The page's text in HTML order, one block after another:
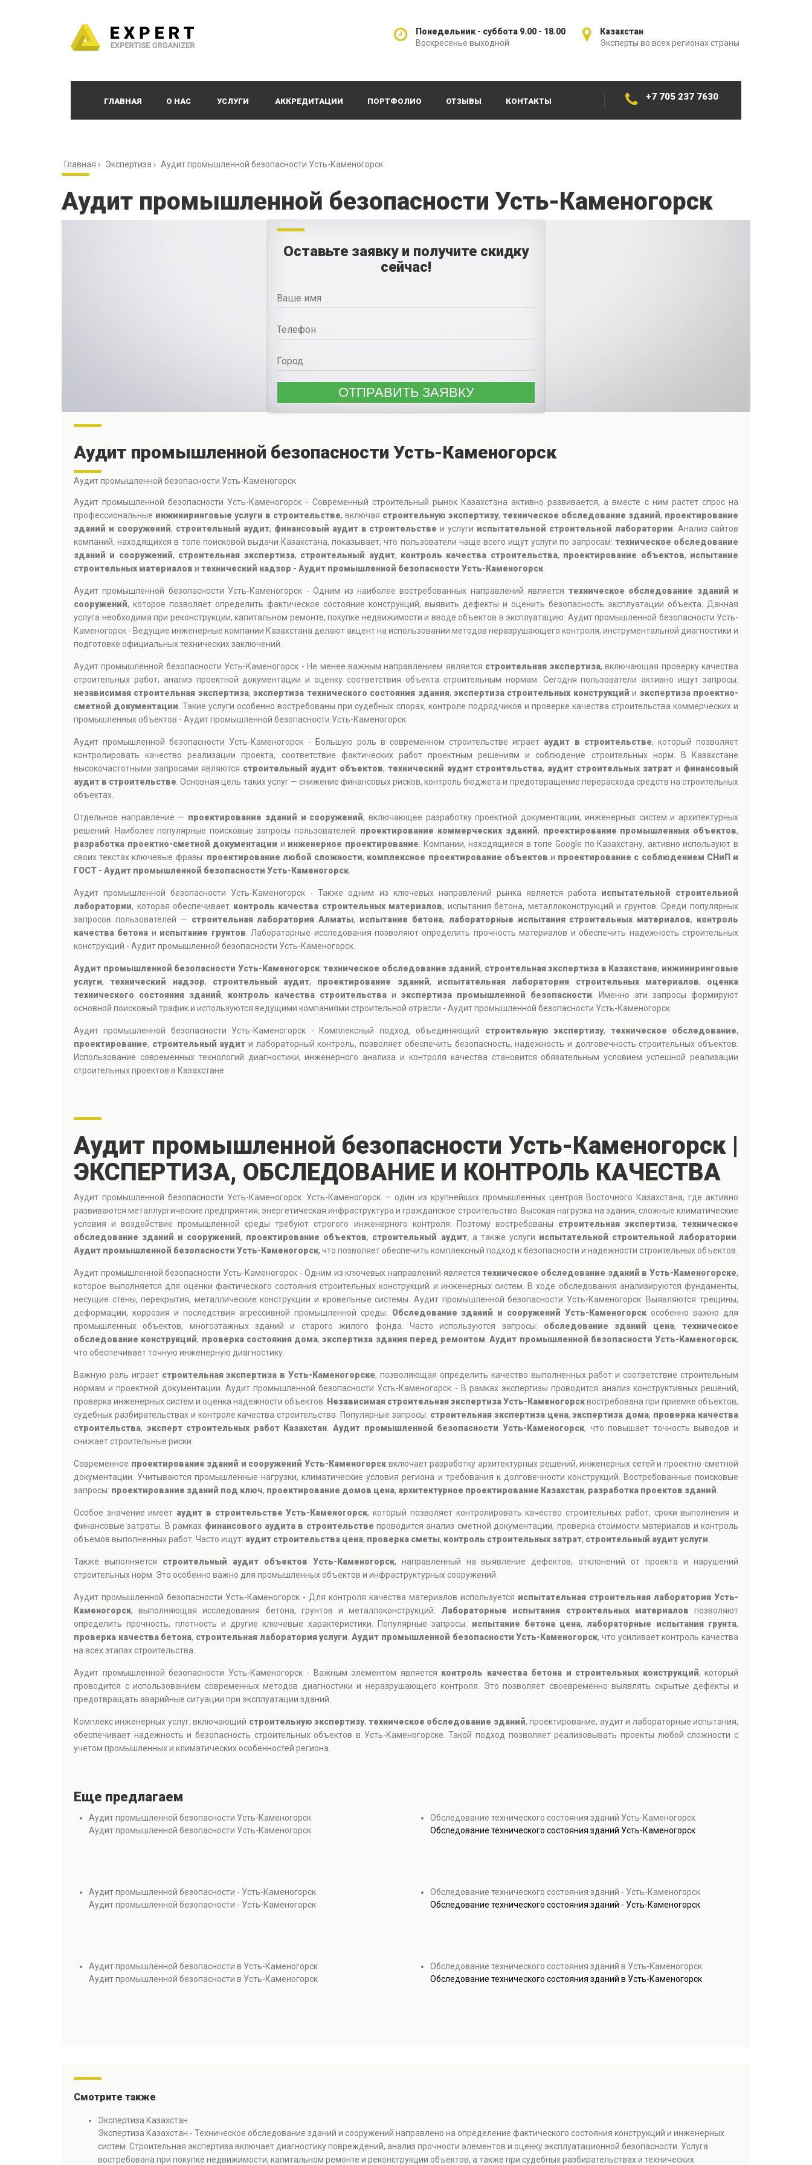
Казахстан
Эксперты во всех регионах страны
Понедельник - суббота 9.00 - 18.00
Воскресенье выходной
ГЛАВНАЯ О НАС УСЛУГИ АККРЕДИТАЦИИ ПОРТФОЛИО ОТЗЫВЫ КОНТАКТЫ +7 705 237 7630
Главная › Экспертиза › Аудит промышленной безопасности Усть-Каменогорск
Аудит промышленной безопасности Усть-Каменогорск
Оставьте заявку и получите скидку
сейчас!
Аудит промышленной безопасности Усть-Каменогорск
Аудит промышленной безопасности Усть-Каменогорск
Аудит промышленной безопасности Усть-Каменогорск - Современный строительный рынок Казахстана активно развивается, а вместе с ним растет спрос на
профессиональные инжиниринговые услуги в строительстве, включая строительную экспертизу, техническое обследование зданий, проектирование
зданий и сооружений, строительный аудит, финансовый аудит в строительстве и услуги испытательной строительной лаборатории . Анализ сайтов
компаний, находящихся в топе поисковой выдачи Казахстана, показывает, что пользователи чаще всего ищут услуги по запросам: техническое обследование
зданий и сооружений, строительная экспертиза, строительный аудит, контроль качества строительства, проектирование объектов, испытание
строительных материалов и технический надзор - Аудит промышленной безопасности Усть-Каменогорск
Аудит промышленной безопасности Усть-Каменогорск - Одним из наиболее востребованных направлений является техническое обследование зданий и
сооружений, которое позволяет определить фактическое состояние конструкций, выявить дефекты и оценить безопасность эксплуатации объекта. Данная
услуга необходима при реконструкции, капитальном ремонте, покупке недвижимости и вводе объектов в эксплуатацию. Аудит промышленной безопасности Усть-
Каменогорск - Ведущие инженерные компании Казахстана делают акцент на использовании методов неразрушающего контроля, инструментальной диагностики и
подготовке официальных технических заключений.
Аудит промышленной безопасности Усть-Каменогорск - Не менее важным направлением является строительная экспертиза, включающая проверку качества
строительных работ, анализ проектной документации и оценку соответствия объекта строительным нормам. Сегодня пользователи активно ищут запросы:
независимая строительная экспертиза,экспертиза технического состояния здания, экспертиза строительных конструкций и экспертиза проектно-
сметной документации . Такие услуги особенно востребованы при судебных спорах, контроле подрядчиков и проверке качества строительства коммерческих и
промышленных объектов - Аудит промышленной безопасности Усть-Каменогорск.
Аудит промышленной безопасности Усть-Каменогорск - Большую роль в современном строительстве играет аудит в строительстве, который позволяет
контролировать качество реализации проекта, соответствие фактических работ проектным решениям и соблюдение строительных норм. В Казахстане
высокочастотными запросами являются строительный аудит объектов, технический аудит строительства, аудит строительных затрат и финансовый
аудит в строительстве . Основная цель таких услуг — снижение финансовых рисков, контроль бюджета и предотвращение перерасхода средств на строительных
объектах.
Отдельное направление — проектирование зданий и сооружений, включающее разработку проектной документации, инженерных систем и архитектурных
решений. Наиболее популярные поисковые запросы пользователей: проектирование коммерческих зданий, проектирование промышленных объектов,
разработка проектно-сметной документации и инженерное проектирование . Компании, находящиеся в топе Google по Казахстану, активно используют в
своих текстах ключевые фразы: проектирование любой сложности, комплексное проектирование объектов и проектирование с соблюдением СНиП и
ГОСТ - Аудит промышленной безопасности Усть-Каменогорск
Аудит промышленной безопасности Усть-Каменогорск - Также одним из ключевых направлений рынка является работа испытательной строительной
лаборатории, которая обеспечивает контроль качества строительных материалов, испытания бетона, металлоконструкций и грунтов. Среди популярных
запросов пользователей — строительная лаборатория Алматы, испытание бетона, лабораторные испытания строительных материалов, контроль
качества бетона и испытание грунтов . Лабораторные исследования позволяют определить прочность материалов и обеспечить надежность строительных
конструкций - Аудит промышленной безопасности Усть-Каменогорск.
Аудит промышленной безопасности Усть-Каменогорск:техническое обследование зданий, строительная экспертиза в Казахстане, инжиниринговые
услуги,технический надзор, строительный аудит, проектирование зданий, испытательная лаборатория строительных материалов, оценка
технического состояния зданий, контроль качества строительства и экспертиза промышленной безопасности . Именно эти запросы формируют
основной поисковый трафик и используются ведущими компаниями строительной отрасли - Аудит промышленной безопасности Усть-Каменогорск.
Аудит промышленной безопасности Усть-Каменогорск - Комплексный подход, объединяющий строительную экспертизу, техническое обследование,
проектирование, строительный аудит и лабораторный контроль, позволяет обеспечить безопасность, надежность и долговечность строительных объектов.
Использование современных технологий диагностики, инженерного анализа и контроля качества становится обязательным условием успешной реализации
строительных проектов в Казахстане.
Аудит промышленной безопасности Усть-Каменогорск |
ЭКСПЕРТИЗА, ОБСЛЕДОВАНИЕ И КОНТРОЛЬ КАЧЕСТВА
Аудит промышленной безопасности Усть-Каменогорск. Усть-Каменогорск — один из крупнейших промышленных центров Восточного Казахстана, где активно
развиваются металлургические предприятия, энергетическая инфраструктура и гражданское строительство. Высокая нагрузка на здания, сложные климатические
условия и воздействие промышленной среды требуют строгого инженерного контроля. Поэтому востребованы строительная экспертиза,техническое
обследование зданий и сооружений, проектирование объектов, строительный аудит, а также услуги испытательной строительной лаборатории
Аудит промышленной безопасности Усть-Каменогорск, что позволяет обеспечить комплексный подход к безопасности и надежности строительных объектов.
Аудит промышленной безопасности Усть-Каменогорск - Одним из ключевых направлений являетсятехническое обследование зданий в Усть-Каменогорске,
которое выполняется для оценки фактического состояния строительных конструкций и инженерных систем. В ходе обследования анализируются фундаменты,
несущие стены, перекрытия, металлические конструкции и кровельные системы. Аудит промышленной безопасности Усть-Каменогорск: Выявляются трещины,
деформации, коррозия и последствия агрессивной промышленной среды. Обследование зданий и сооружений Усть-Каменогорск особенно важно для
промышленных объектов, многоэтажных зданий и старого жилого фонда. Часто используются запросы: обследование зданий цена,техническое
обследование конструкций, проверка состояния дома,экспертиза здания перед ремонтом .Аудит промышленной безопасности Усть-Каменогорск,
что обеспечивает точную инженерную диагностику.
Важную роль играет строительная экспертиза в Усть-Каменогорске, позволяющая определить качество выполненных работ и соответствие строительным
нормам и проектной документации. Аудит промышленной безопасности Усть-Каменогорск - В рамках экспертизы проводится анализ конструктивных решений,
проверка инженерных систем и оценка надежности объектов.
Независимая строительная экспертиза Усть-Каменогорсквостребована при приемке объектов,
судебных разбирательствах и контроле качества строительства. Популярные запросы: строительная экспертиза цена,экспертиза дома, проверка качества
строительства, эксперт строительных работ Казахстан .Аудит промышленной безопасности Усть-Каменогорск, что повышает точность выводов и
снижает строительные риски.
Современное проектирование зданий и сооружений Усть-Каменогорск включает разработку архитектурных решений, инженерных сетей и проектно-сметной
документации. Учитываются промышленные нагрузки, климатические условия региона и требования к долговечности конструкций. Востребованные поисковые
запросы: проектирование зданий под ключ, проектирование домов цена, архитектурное проектирование Казахстан, разработка проектов зданий
Особое значение имеет аудит в строительстве Усть-Каменогорск, который позволяет контролировать качество строительных работ, сроки выполнения и
финансовые затраты. В рамках финансового аудита в строительстве проводится анализ сметной документации, проверка стоимости материалов и контроль
объемов выполненных работ. Часто ищут: аудит строительства цена, проверка сметы, контроль строительных затрат, строительный аудит услуги
Также выполняется строительный аудит объектов Усть-Каменогорск, направленный на выявление дефектов, отклонений от проекта и нарушений
строительных норм. Это особенно важно для промышленных объектов и инфраструктурных сооружений.
Аудит промышленной безопасности Усть-Каменогорск - Для контроля качества материалов используется испытательная строительная лаборатория Усть-
Каменогорск, выполняющая исследования бетона, грунтов и металлоконструкций. Лабораторные испытания строительных материалов позволяют
определить прочность, плотность и другие ключевые характеристики. Популярные запросы: испытание бетона цена,лабораторные испытания грунта,
проверка качества бетона, строительная лаборатория услуги .Аудит промышленной безопасности Усть-Каменогорск, что усиливает контроль качества
на всех этапах строительства.
Аудит промышленной безопасности Усть-Каменогорск - Важным элементом является контроль качества бетона и строительных конструкций, который
проводится с использованием современных методов диагностики и неразрушающего контроля. Это позволяет своевременно выявлять скрытые дефекты и
предотвращать аварийные ситуации при эксплуатации зданий.
Комплекс инженерных услуг, включающий строительную экспертизу, техническое обследование зданий, проектирование, аудит и лабораторные испытания,
обеспечивает надежность и безопасность строительных объектов в Усть-Каменогорске. Такой подход позволяет реализовывать проекты любой сложности с
учетом промышленных и климатических особенностей региона.
Еще предлагаем
Аудит промышленной безопасности Усть-Каменогорск
Аудит промышленной безопасности Усть-Каменогорск
Аудит промышленной безопасности - Усть-Каменогорск
Аудит промышленной безопасности - Усть-Каменогорск
Аудит промышленной безопасности в Усть-Каменогорск
Аудит промышленной безопасности в Усть-Каменогорск
Обследование технического состояния зданий Усть-Каменогорск
Обследование технического состояния зданий Усть-Каменогорск
Обследование технического состояния зданий - Усть-Каменогорск
Обследование технического состояния зданий - Усть-Каменогорск
Обследование технического состояния зданий в Усть-Каменогорск
Обследование технического состояния зданий в Усть-Каменогорск
Смотрите также
Экспертиза Казахстан
Экспертиза Казахстан - Техническое обследование зданий и сооружений направлено на определение фактического состояния конструкций и инженерных
систем. Строительная экспертиза включает диагностику повреждений, анализ прочности элементов и оценку эксплуатационной безопасности. Услуга
востребована при покупке недвижимости, капитальном ремонте и реконструкции объектов, а также при судебных разбирательствах и технических